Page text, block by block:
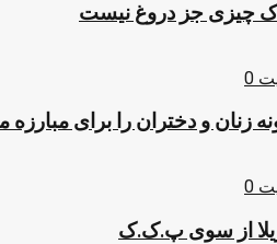
چیزی جز دروغ نیست
0
و دختران را برای
0
از سوی پ.ک.ک